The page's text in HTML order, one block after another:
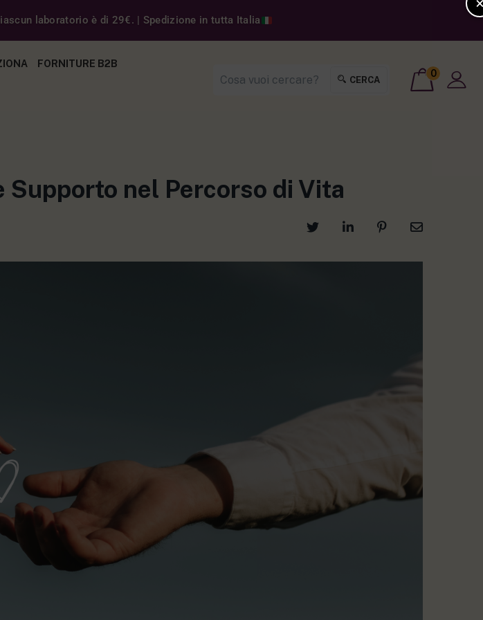
laboratorio è di 29€. | Spedizione in tutta Italia
FORNITURE B2B
CERCA
0
nel Percorso di Vita